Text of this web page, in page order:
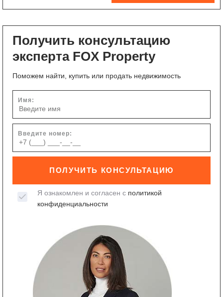
Получить консультацию
эксперта FOX Property
Поможем найти, купить или продать недвижимость
Имя:
Введите номер:
ПОЛУЧИТЬ КОНСУЛЬТАЦИЮ
Я ознакомлен и согласен с политикой
конфиденциальности